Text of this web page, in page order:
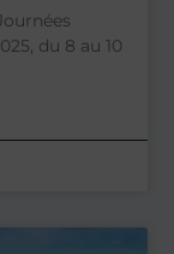
du 8 au 10